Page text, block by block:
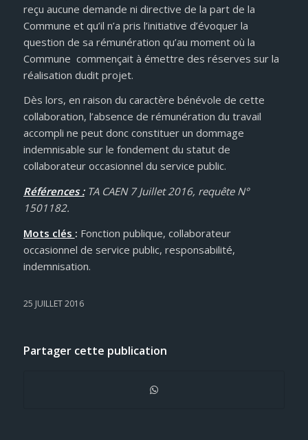
reçu aucune demande ni directive de la part de la
Commune et qu’il n’a pris l’initiative d’évoquer la
question de sa rémunération qu’au moment où la
Commune commençait à émettre des réserves sur la
réalisation dudit projet.
Dès lors, en raison du caractère bénévole de cette
collaboration, l’absence de rémunération du travail
accompli ne peut donc constituer un dommage
indemnisable sur le fondement du statut de
collaborateur occasionnel du service public.
Références :TA CAEN 7 Juillet 2016, requête N°
1501182.
Mots clés : Fonction publique, collaborateur
occasionnel de service public, responsabilité,
indemnisation.
25 JUILLET 2016
Partager cette publication